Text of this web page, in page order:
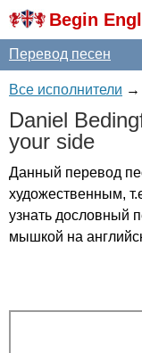
Begin
Перевод песен
Все исполнители →
Daniel
your side
Данный перевод
художественным,
узнать дословный
мышкой на